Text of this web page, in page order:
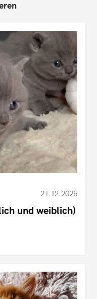
21.12.2025
und weiblich)